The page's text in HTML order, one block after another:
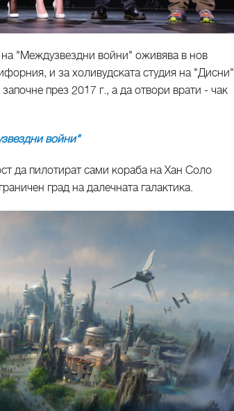
"Междузвездни войни" оживява в нов
и за холивудската студия на "Дисни"
през 2017 г., а да отвори врати - чак
войни"
да пилотират сами кораба на Хан Соло
град на далечната галактика.